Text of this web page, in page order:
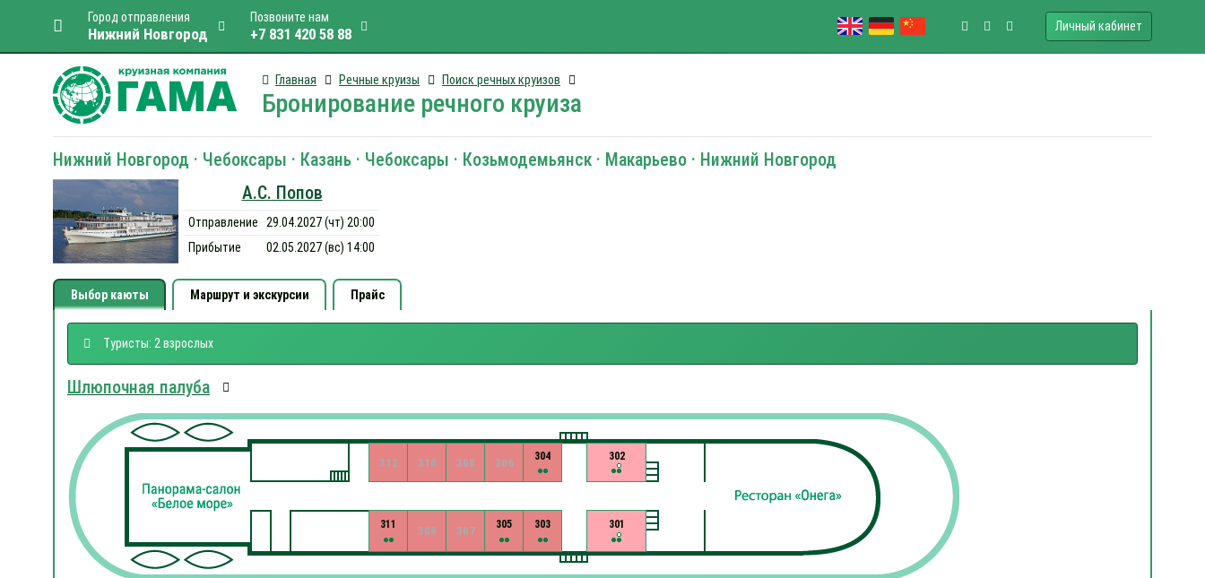
Город отправления
Нижний Новгород
Позвоните нам
+7 831 420 58 88 Личный кабинет
Главная Речные круизы Поиск речных круизов
Бронирование речного круиза
Нижний Новгород · Чебоксары · Казань · Чебоксары · Козьмодемьянск · Макарьево · Нижний Новгород
А.С. Попов
Отправление
29.04.2027 (чт) 20:00
Прибытие
02.05.2027 (вс) 14:00
Выбор каюты Маршрут и экскурсии Прайс
Туристы: 2 взрослых
Шлюпочная палуба
301
302
303
304
305
306
307
308
309
310
311
312